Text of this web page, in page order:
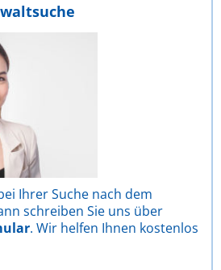
Ihrer Suche nach dem
schreiben Sie uns über
. Wir helfen Ihnen kostenlos